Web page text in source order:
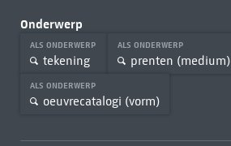
Onderwerp
ALS ONDERWERP
tekening
ALS ONDERWERP
prenten (medium)
ALS ONDERWERP
oeuvrecatalogi (vorm)